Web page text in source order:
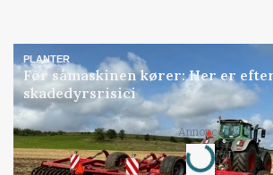
PLANTER
Før såmaskinen kører: Her er
skadedyrsrisici
Annonce
Loading...